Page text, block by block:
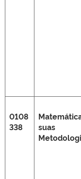
0108
338
suas